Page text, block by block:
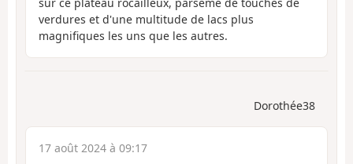
verdures et d'une multitude de lacs plus
magnifiques les uns que les autres.
Dorothée38
17 août 2024 à 09:17